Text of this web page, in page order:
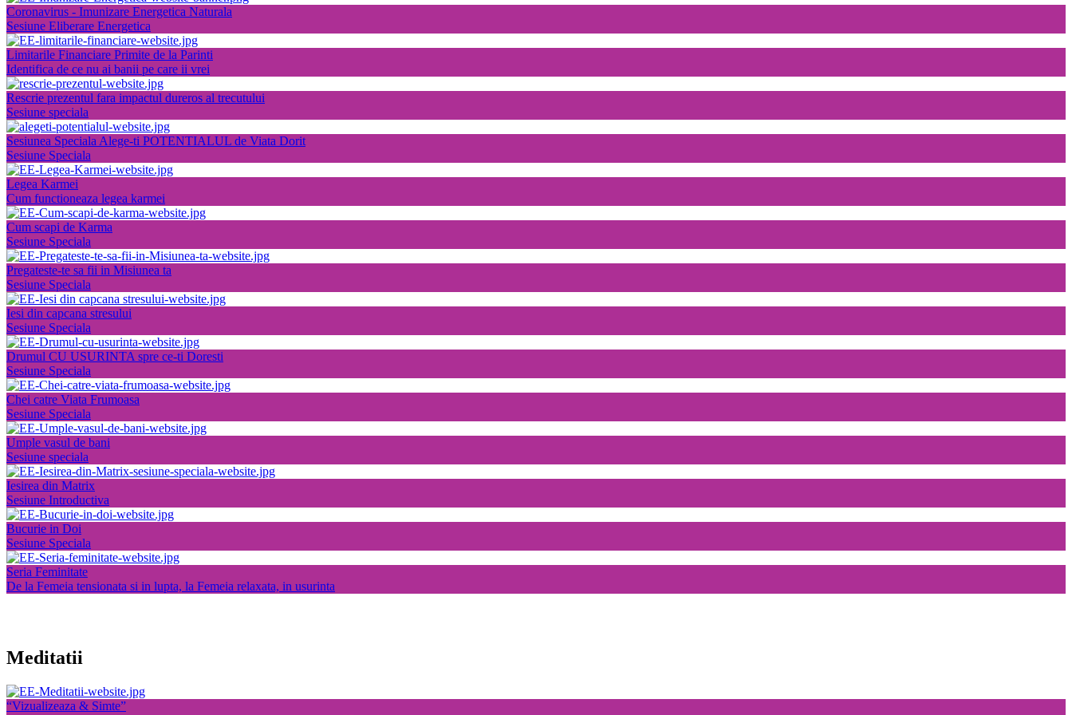
Coronavirus - Imunizare Energetica Naturala
Sesiune Eliberare Energetica
Limitarile Financiare Primite de la Parinti
Identifica de ce nu ai banii pe care ii vrei
Rescrie prezentul fara impactul dureros al trecutului
Sesiune speciala
Sesiunea Speciala Alege-ti POTENTIALUL de Viata Dorit
Sesiune Speciala
Legea Karmei
Cum functioneaza legea karmei
Cum scapi de Karma
Sesiune Speciala
Pregateste-te sa fii in Misiunea ta
Sesiune Speciala
Iesi din capcana stresului
Sesiune Speciala
Drumul CU USURINTA spre ce-ti Doresti
Sesiune Speciala
Chei catre Viata Frumoasa
Sesiune Speciala
Umple vasul de bani
Sesiune speciala
Iesirea din Matrix
Sesiune Introductiva
Bucurie in Doi
Sesiune Speciala
Seria Feminitate
De la Femeia tensionata si in lupta, la Femeia relaxata, in usurinta
Meditatii
“Vizualizeaza & Simte”